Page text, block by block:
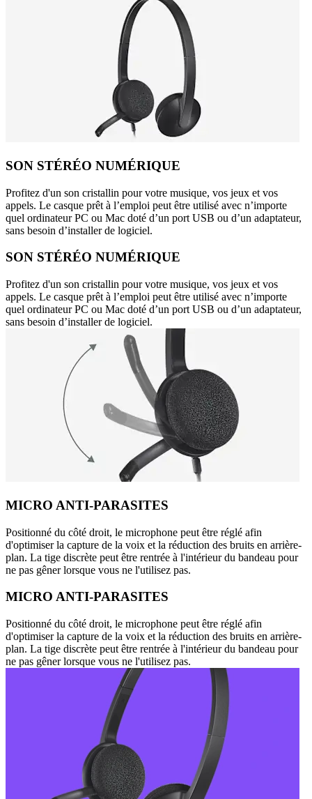
SON STÉRÉO NUMÉRIQUE
Profitez d'un son cristallin pour votre musique, vos jeux et vos
appels. Le casque prêt à l’emploi peut être utilisé avec n’importe
quel ordinateur PC ou Mac doté d’un port USB ou d’un adaptateur,
sans besoin d’installer de logiciel.
SON STÉRÉO NUMÉRIQUE
Profitez d'un son cristallin pour votre musique, vos jeux et vos
appels. Le casque prêt à l’emploi peut être utilisé avec n’importe
quel ordinateur PC ou Mac doté d’un port USB ou d’un adaptateur,
sans besoin d’installer de logiciel.
MICRO ANTI-PARASITES
Positionné du côté droit, le microphone peut être réglé afin
d'optimiser la capture de la voix et la réduction des bruits en arrière-
plan. La tige discrète peut être rentrée à l'intérieur du bandeau pour
ne pas gêner lorsque vous ne l'utilisez pas.
MICRO ANTI-PARASITES
Positionné du côté droit, le microphone peut être réglé afin
d'optimiser la capture de la voix et la réduction des bruits en arrière-
plan. La tige discrète peut être rentrée à l'intérieur du bandeau pour
ne pas gêner lorsque vous ne l'utilisez pas.